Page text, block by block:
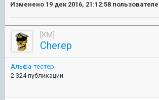
Изменено 19 дек 2016, 21:12:58
[KM]
Cherep
Альфа-тестер
2 324 публикации